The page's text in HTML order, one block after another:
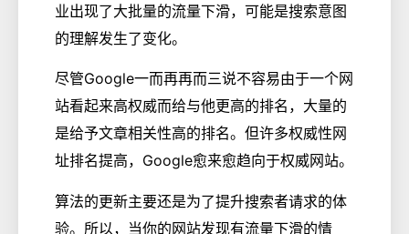
业出现了大批量的流量下滑，可能是搜索意图
的理解发生了变化。
尽管Google一而再再而三说不容易由于一个网
站看起来高权威而给与他更高的排名，大量的
是给予文章相关性高的排名。但许多权威性网
址排名提高，Google愈来愈趋向于权威网站。
算法的更新主要还是为了提升搜索者请求的体
验。所以，当你的网站发现有流量下滑的情